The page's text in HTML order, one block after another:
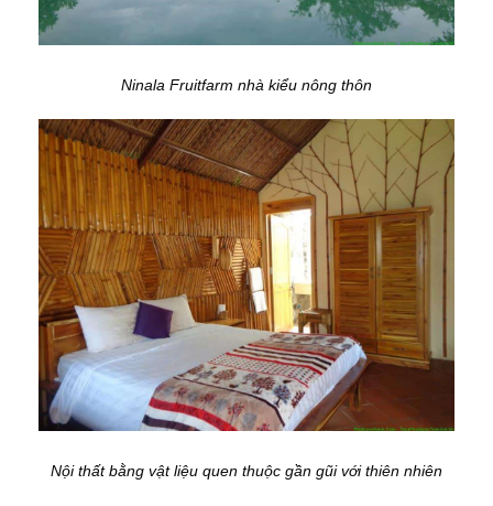
Ninala Fruitfarm nhà kiểu nông thôn
Nội thất bằng vật liệu quen thuộc gần gũi với thiên nhiên